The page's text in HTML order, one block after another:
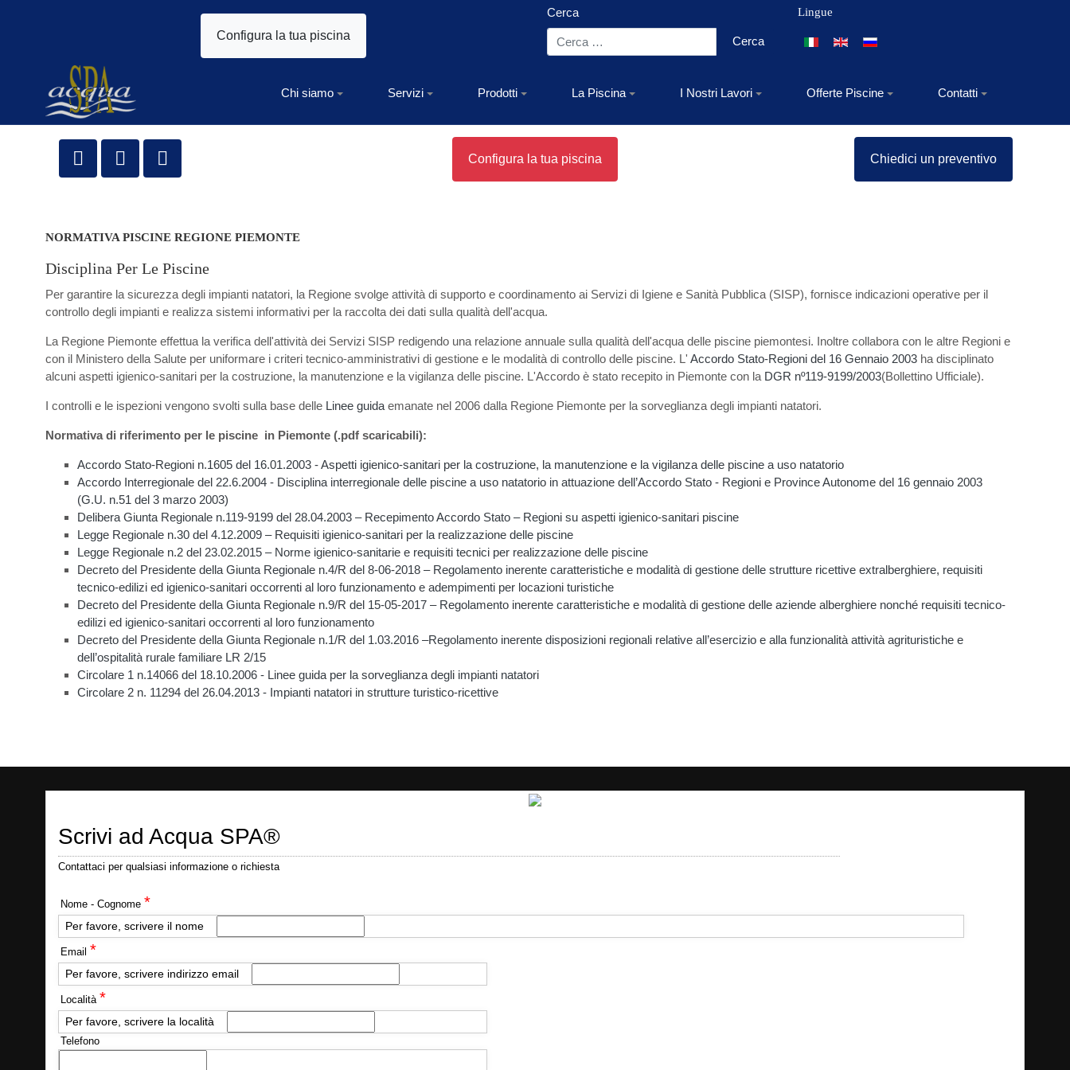
Configura la tua piscina
Cerca
Cerca
Lingue
Seleziona la tua lingua
Chi siamo Servizi Prodotti La Piscina I Nostri Lavori Offerte Piscine Contatti
Configura la tua piscina Chiedici un preventivo
NORMATIVA PISCINE REGIONE PIEMONTE
Disciplina Per Le Piscine
Per garantire la sicurezza degli impianti natatori, la Regione svolge attività di supporto e coordinamento ai Servizi di Igiene e Sanità Pubblica (SISP), fornisce indicazioni operative per il
controllo degli impianti e realizza sistemi informativi per la raccolta dei dati sulla qualità dell'acqua.
La Regione Piemonte effettua la verifica dell'attività dei Servizi SISP redigendo una relazione annuale sulla qualità dell'acqua delle piscine piemontesi. Inoltre collabora con le altre Regioni e
con il Ministero della Salute per uniformare i criteri tecnico-amministrativi di gestione e le modalità di controllo delle piscine. L' Accordo Stato-Regioni del 16 Gennaio 2003 ha disciplinato
alcuni aspetti igienico-sanitari per la costruzione, la manutenzione e la vigilanza delle piscine. L'Accordo è stato recepito in Piemonte con la DGR nº119-9199/2003(Bollettino Ufficiale).
I controlli e le ispezioni vengono svolti sulla base delle Linee guida emanate nel 2006 dalla Regione Piemonte per la sorveglianza degli impianti natatori.
Normativa di riferimento per le piscine in Piemonte (.pdf scaricabili):
Accordo Stato-Regioni n.1605 del 16.01.2003 - Aspetti igienico-sanitari per la costruzione, la manutenzione e la vigilanza delle piscine a uso natatorio
Accordo Interregionale del 22.6.2004 - Disciplina interregionale delle piscine a uso natatorio in attuazione dell’Accordo Stato - Regioni e Province Autonome del 16 gennaio 2003
(G.U. n.51 del 3 marzo 2003)
Delibera Giunta Regionale n.119-9199 del 28.04.2003 – Recepimento Accordo Stato – Regioni su aspetti igienico-sanitari piscine
Legge Regionale n.30 del 4.12.2009 – Requisiti igienico-sanitari per la realizzazione delle piscine
Legge Regionale n.2 del 23.02.2015 – Norme igienico-sanitarie e requisiti tecnici per realizzazione delle piscine
Decreto del Presidente della Giunta Regionale n.4/R del 8-06-2018 – Regolamento inerente caratteristiche e modalità di gestione delle strutture ricettive extralberghiere, requisiti
tecnico-edilizi ed igienico-sanitari occorrenti al loro funzionamento e adempimenti per locazioni turistiche
Decreto del Presidente della Giunta Regionale n.9/R del 15-05-2017 – Regolamento inerente caratteristiche e modalità di gestione delle aziende alberghiere nonché requisiti tecnico-
edilizi ed igienico-sanitari occorrenti al loro funzionamento
Decreto del Presidente della Giunta Regionale n.1/R del 1.03.2016 –Regolamento inerente disposizioni regionali relative all’esercizio e alla funzionalità attività agrituristiche e
dell’ospitalità rurale familiare LR 2/15
Circolare 1 n.14066 del 18.10.2006 - Linee guida per la sorveglianza degli impianti natatori
Circolare 2 n. 11294 del 26.04.2013 - Impianti natatori in strutture turistico-ricettive
Scrivi ad Acqua SPA®
Contattaci per qualsiasi informazione o richiesta
Nome - Cognome *
Per favore, scrivere il nome
Email *
Per favore, scrivere indirizzo email
Località *
Per favore, scrivere la località
Telefono